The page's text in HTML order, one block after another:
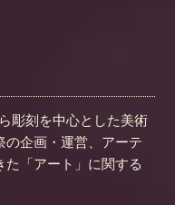
彫刻を中心とした美術
の企画・運営、アーテ
た「アート」に関する